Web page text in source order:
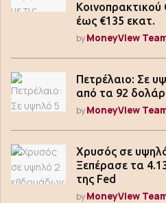
έως €135 εκατ.
byMoneyView
Πετρέλαιο: Σε
από τα 92
byMoneyView
Χρυσός σε
Ξεπέρασε τα
της Fed
byMoneyView